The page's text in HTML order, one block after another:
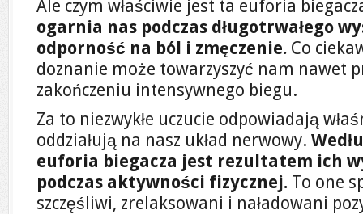
Ale czym właściwie jest ta euforia
ogarnia nas podczas długotrwałego
odporność na ból i zmęczenie. Co
doznanie może towarzyszyć nam nawet
zakończeniu intensywnego biegu.
Za to niezwykłe uczucie odpowiadają
oddziałują na nasz układ nerwowy.
euforia biegacza jest rezultatem ich
podczas aktywności fizycznej. To one
szczęśliwi, zrelaksowani i naładowani